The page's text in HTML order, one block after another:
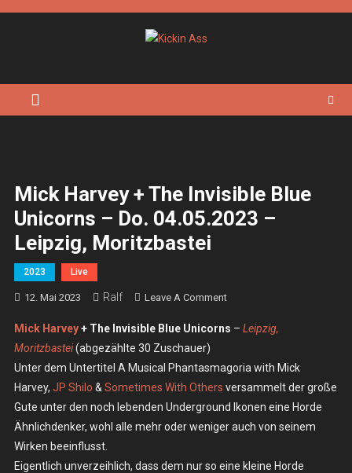
Mick Harvey + The Invisible Blue
Unicorns – Do. 04.05.2023 –
Leipzig, Moritzbastei
2023 Live
12. Mai 2023 Ralf Leave A CommentOn
Harvey
The
Invisible
Blue
Unicorns
Do.
Mick Harvey+ The Invisible Blue Unicorns – Leipzig,
Moritzbastei(abgezählte 30 Zuschauer)
Unter dem Untertitel A Musical Phantasmagoria with Mick
Harvey, JP Shilo & Sometimes With Others versammelt der große
Gute unter den noch lebenden Underground Ikonen eine Horde
Ähnlichdenker, wohl alle mehr oder weniger auch von seinem
Wirken beeinflusst.
Eigentlich unverzeihlich, dass dem nur so eine kleine Horde